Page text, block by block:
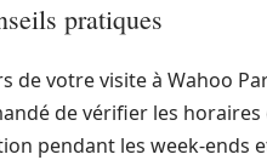
pratiques
votre visite à Wahoo
de vérifier les
pendant les week-ends